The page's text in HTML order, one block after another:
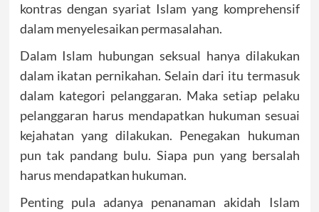
kontras dengan syariat Islam yang komprehensif
dalam menyelesaikan permasalahan.
Dalam Islam hubungan seksual hanya dilakukan
dalam ikatan pernikahan. Selain dari itu termasuk
dalam kategori pelanggaran. Maka setiap pelaku
pelanggaran harus mendapatkan hukuman sesuai
kejahatan yang dilakukan. Penegakan hukuman
pun tak pandang bulu. Siapa pun yang bersalah
harus mendapatkan hukuman.
Penting pula adanya penanaman akidah Islam